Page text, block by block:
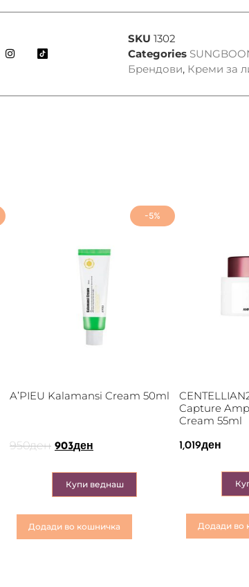
SKU 1302
Categories
Брендови, Креми за
-5%
A’PIEU Kalamansi Cream 50ml
950ден 903ден
Купи веднаш
Додади во кошничка
Capture
Cream 55ml
1,019ден
Додади во